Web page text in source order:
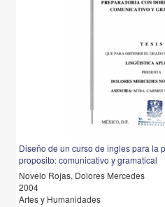
Diseño de un curso de ingles para la
proposito: comunicativo y gramatical
Novelo Rojas, Dolores Mercedes
2004
Artes y Humanidades